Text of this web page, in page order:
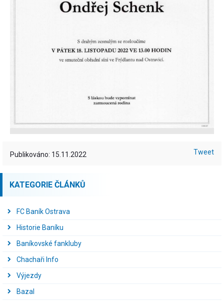
Publikováno: 15.11.2022 Tweet
KATEGORIE ČLÁNKŮ
FC Baník Ostrava
Historie Baníku
Baníkovské fankluby
Chachaři Info
Výjezdy
Bazal